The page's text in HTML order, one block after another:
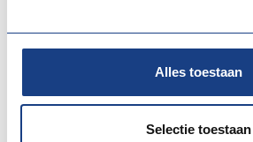
Alles toestaan
Selectie toestaan
Inspiratie